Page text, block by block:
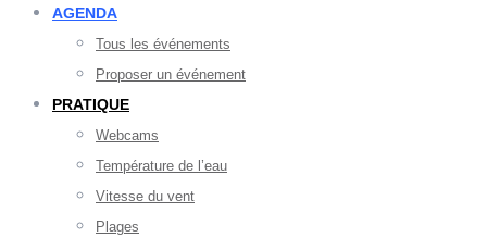
AGENDA
Tous les événements
Proposer un événement
PRATIQUE
Webcams
Température de l’eau
Vitesse du vent
Plages